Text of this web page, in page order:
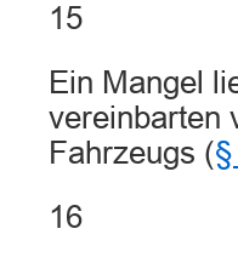
15
Ein Mangel
vereinbarten
Fahrzeugs (
16